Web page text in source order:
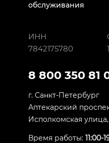
обслуживания
ИНН
7842175780
8 800 350 81
г. Санкт-Петербург
Аптекарский
Исполкомская улица,
Время работы: 11:00-